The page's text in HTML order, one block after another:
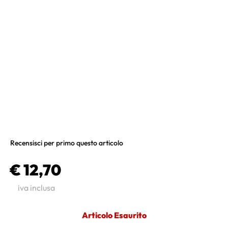
Recensisci per primo questo articolo
€ 12,70
iva inclusa
Articolo Esaurito